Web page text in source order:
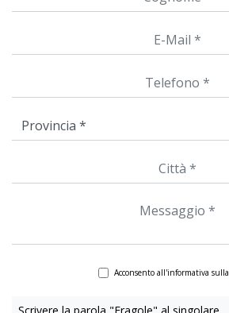
Acconsento all'informativa sulla